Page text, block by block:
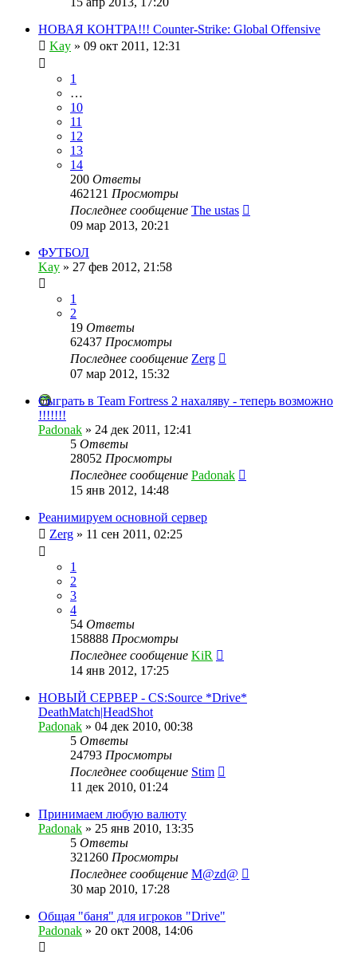
НОВАЯ КОНТРА!!! Counter-Strike: Global Offensive
Kay » 09 окт 2011, 12:31
1
…
10
11
12
13
14
200 Ответы
462121 Просмотры
Последнее сообщение The ustas
09 мар 2013, 20:21
ФУТБОЛ
Kay » 27 фев 2012, 21:58
1
2
19 Ответы
62437 Просмотры
Последнее сообщение Zerg
07 мар 2012, 15:32
Сыграть в Team Fortress 2 нахаляву - теперь возможно
!!!!!!!
Padonak » 24 дек 2011, 12:41
5 Ответы
28052 Просмотры
Последнее сообщение Padonak
15 янв 2012, 14:48
Реанимируем основной сервер
Zerg » 11 сен 2011, 02:25
1
2
3
4
54 Ответы
158888 Просмотры
Последнее сообщение KiR
14 янв 2012, 17:25
НОВЫЙ СЕРВЕР - CS:Source *Drive*
DeathMatch|HeadShot
Padonak » 04 дек 2010, 00:38
5 Ответы
24793 Просмотры
Последнее сообщение Stim
11 дек 2010, 01:24
Принимаем любую валюту
Padonak » 25 янв 2010, 13:35
5 Ответы
321260 Просмотры
Последнее сообщение M@zd@
30 мар 2010, 17:28
Общая "баня" для игроков "Drive"
Padonak » 20 окт 2008, 14:06